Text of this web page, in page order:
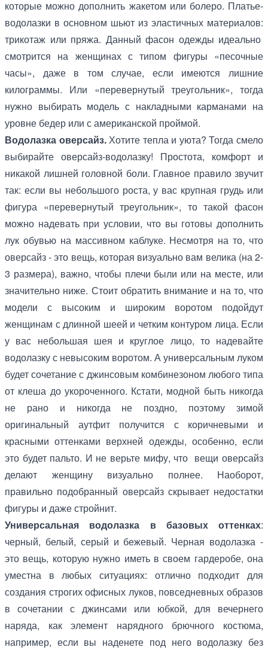
которые можно дополнить жакетом или болеро. Платье-
водолазки в основном шьют из эластичных материалов:
трикотаж или пряжа. Данный фасон одежды идеально
смотрится на женщинах с типом фигуры «песочные
часы», даже в том случае, если имеются лишние
килограммы. Или «перевернутый треугольник», тогда
нужно выбирать модель с накладными карманами на
уровне бедер или с американской проймой.
Водолазка оверсайз.Хотите тепла и уюта? Тогда смело
выбирайте оверсайз-водолазку! Простота, комфорт и
никакой лишней головной боли. Главное правило звучит
так: если вы небольшого роста, у вас крупная грудь или
фигура «перевернутый треугольник», то такой фасон
можно надевать при условии, что вы готовы дополнить
лук обувью на массивном каблуке. Несмотря на то, что
оверсайз - это вещь, которая визуально вам велика (на 2-
3 размера), важно, чтобы плечи были или на месте, или
значительно ниже. Стоит обратить внимание и на то, что
модели с высоким и широким воротом подойдут
женщинам с длинной шеей и четким контуром лица. Если
у вас небольшая шея и круглое лицо, то надевайте
водолазку с невысоким воротом. А универсальным луком
будет сочетание с джинсовым комбинезоном любого типа
от клеша до укороченного. Кстати, модной быть никогда
не рано и никогда не поздно, поэтому зимой
оригинальный аутфит получится с коричневыми и
красными оттенками верхней одежды, особенно, если
это будет пальто. И не верьте мифу, что вещи оверсайз
делают женщину визуально полнее. Наоборот,
правильно подобранный оверсайз скрывает недостатки
фигуры и даже стройнит.
Универсальная водолазка в базовых оттенках:
черный, белый, серый и бежевый. Черная водолазка -
это вещь, которую нужно иметь в своем гардеробе, она
уместна в любых ситуациях: отлично подходит для
создания строгих офисных луков, повседневных образов
в сочетании с джинсами или юбкой, для вечернего
наряда, как элемент нарядного брючного костюма,
например, если вы наденете под него водолазку без